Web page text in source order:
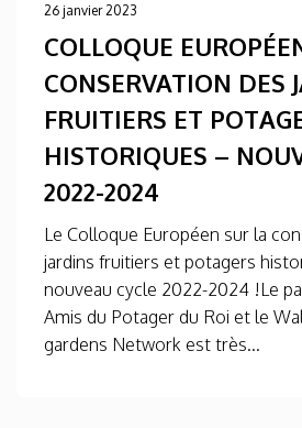
26 janvier 2023
COLLOQUE
CONSERVATION DES
FRUITIERS ET
HISTORIQUES –
2022-2024
Le Colloque Européen sur la
jardins fruitiers et potagers
nouveau cycle 2022-2024 !Le
Amis du Potager du Roi et le
gardens Network est très...